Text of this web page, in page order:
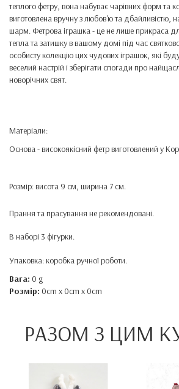
теплого фетру, вона набуває чарівних форм та
виготовлена вручну з любов'ю та дбайливістю,
шарм. Фетрова іграшка - це не лише прикраса
тепла та затишку в вашому домі під час
особисту колекцію цих чудових іграшок, які
веселий настрій і зберігати спогади про
новорічних свят.
Матеріали:
Основа - високоякісний фетр виготовлений у
Розмір: висота 9 см, ширина 7 см.
Прання та прасування не рекомендовані.
В наборі 3 фігурки.
Упаковка: коробка ручної роботи.
Вага: 0 g
Розмір: 0cm x 0cm x 0cm
РАЗОМ З ЦИМ